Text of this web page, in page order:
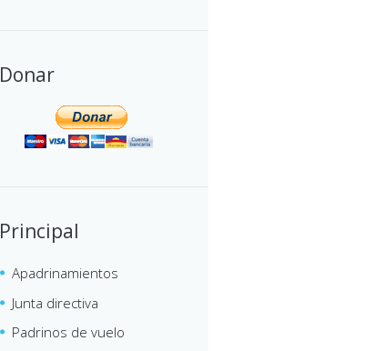
Donar
Principal
Apadrinamientos
Junta directiva
Padrinos de vuelo